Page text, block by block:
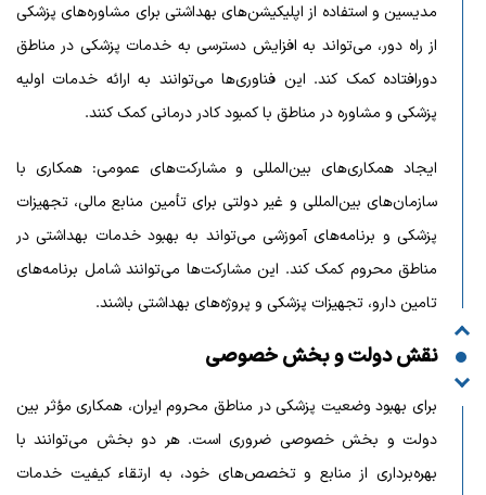
مدیسین و استفاده از اپلیکیشن‌های بهداشتی برای مشاوره‌های پزشکی
از راه دور، می‌تواند به افزایش دسترسی به خدمات پزشکی در مناطق
دورافتاده کمک کند. این فناوری‌ها می‌توانند به ارائه خدمات اولیه
پزشکی و مشاوره در مناطق با کمبود کادر درمانی کمک کنند.
ایجاد همکاری‌های بین‌المللی و مشارکت‌های عمومی: همکاری با
سازمان‌های بین‌المللی و غیر دولتی برای تأمین منابع مالی، تجهیزات
پزشکی و برنامه‌های آموزشی می‌تواند به بهبود خدمات بهداشتی در
مناطق محروم کمک کند. این مشارکت‌ها می‌توانند شامل برنامه‌های
تامین دارو، تجهیزات پزشکی و پروژه‌های بهداشتی باشند.
نقش دولت و بخش خصوصی
برای بهبود وضعیت پزشکی در مناطق محروم ایران، همکاری مؤثر بین
دولت و بخش خصوصی ضروری است. هر دو بخش می‌توانند با
بهره‌برداری از منابع و تخصص‌های خود، به ارتقاء کیفیت خدمات